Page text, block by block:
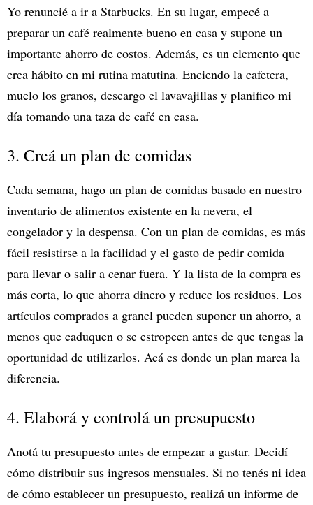
Yo renuncié a ir a Starbucks. En su lugar, empecé a
preparar un café realmente bueno en casa y supone un
importante ahorro de costos. Además, es un elemento que
crea hábito en mi rutina matutina. Enciendo la cafetera,
muelo los granos, descargo el lavavajillas y planifico mi
día tomando una taza de café en casa.
3. Creá un plan de comidas
Cada semana, hago un plan de comidas basado en nuestro
inventario de alimentos existente en la nevera, el
congelador y la despensa. Con un plan de comidas, es más
fácil resistirse a la facilidad y el gasto de pedir comida
para llevar o salir a cenar fuera. Y la lista de la compra es
más corta, lo que ahorra dinero y reduce los residuos. Los
artículos comprados a granel pueden suponer un ahorro, a
menos que caduquen o se estropeen antes de que tengas la
oportunidad de utilizarlos. Acá es donde un plan marca la
diferencia.
4. Elaborá y controlá un presupuesto
Anotá tu presupuesto antes de empezar a gastar. Decidí
cómo distribuir sus ingresos mensuales. Si no tenés ni idea
de cómo establecer un presupuesto, realizá un informe de